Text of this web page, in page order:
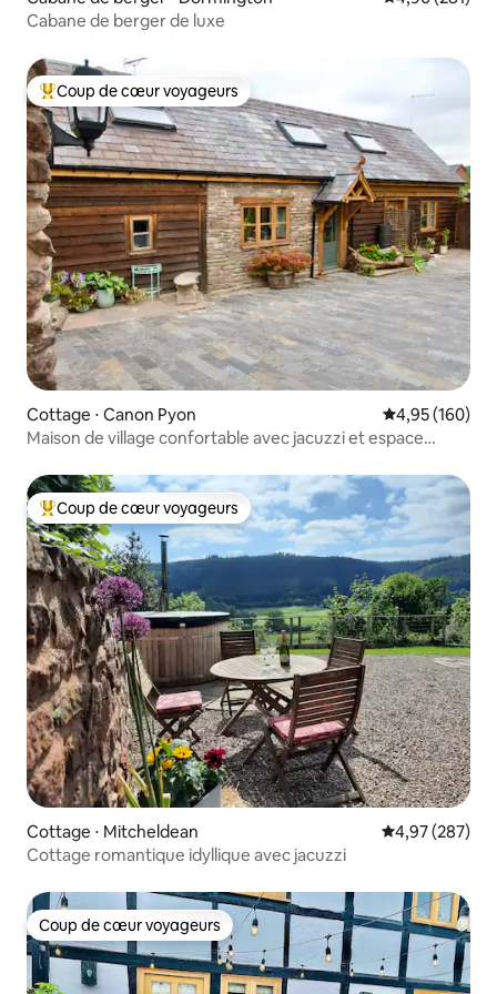
Cabane de berger de luxe
Coups de cœur voyageurs les plus appréciés
Coup de cœur voyageurs
Cottage ⋅ Canon Pyon Évaluation
4,95 (160)
Maison de village confortable avec jacuzzi et espace
Coups de cœur voyageurs les plus appréciés
Coup de cœur voyageurs
Cottage ⋅ Mitcheldean Évaluation
4,97 (287)
Cottage romantique idyllique avec jacuzzi
Coup de cœur voyageurs
Coup de cœur voyageurs